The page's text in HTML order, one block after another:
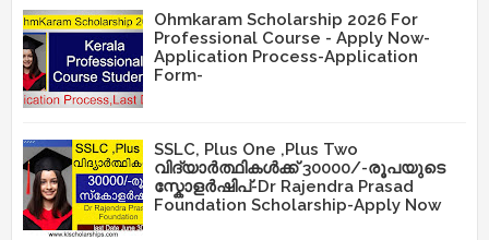
Ohmkaram Scholarship 2026 For
Professional Course - Apply Now-
Application Process-Application
Form-
SSLC, Plus One ,Plus Two
വിദ്യാർത്ഥികൾക്ക് 30000/-രൂപയുടെ
സ്കോളർഷിപ്-Dr Rajendra Prasad
Foundation Scholarship-Apply Now